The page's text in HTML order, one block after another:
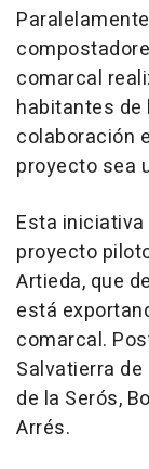
comarcal
habitantes de
colaboración
proyecto sea
Esta
proyecto
Artieda, que
está
comarcal.
Salvatierra de
de la Serós,
Arrés.